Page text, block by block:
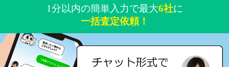
1分以内の簡単入力で最大6社に
一括査定依頼！